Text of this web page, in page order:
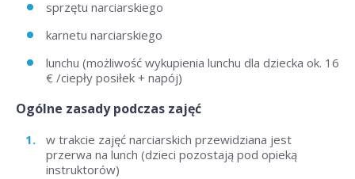
sprzętu narciarskiego
karnetu narciarskiego
lunchu (możliwość wykupienia lunchu dla dziecka ok. 16
€ /ciepły posiłek + napój)
Ogólne zasady podczas zajęć
w trakcie zajęć narciarskich przewidziana jest
przerwa na lunch (dzieci pozostają pod opieką
instruktorów)